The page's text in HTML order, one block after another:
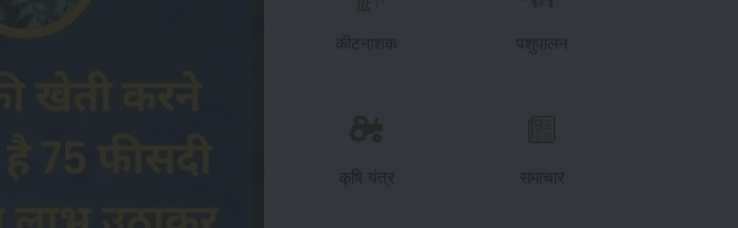
कीटनाशक पशुपालन
कृषि यंत्र समाचार